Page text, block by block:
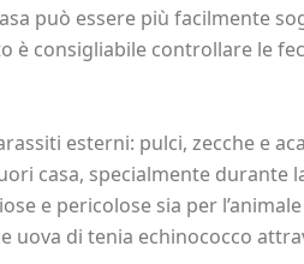
può essere più facilmente
è consigliabile controllare le
esterni: pulci, zecche e
casa, specialmente durante
e pericolose sia per
uova di tenia echinococco